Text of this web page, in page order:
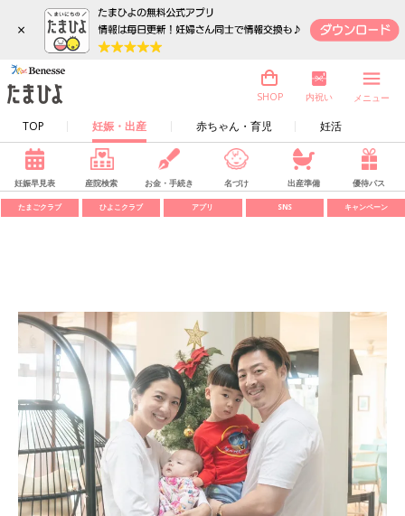
×
TOP 妊娠・出産 赤ちゃん・育児 妊活
SHOP 内祝い メニュー
妊娠早見表 産院検索 お金・手続き 名づけ 出産準備 優待パス
たまごクラブ ひよこクラブ アプリ SNS キャンペーン